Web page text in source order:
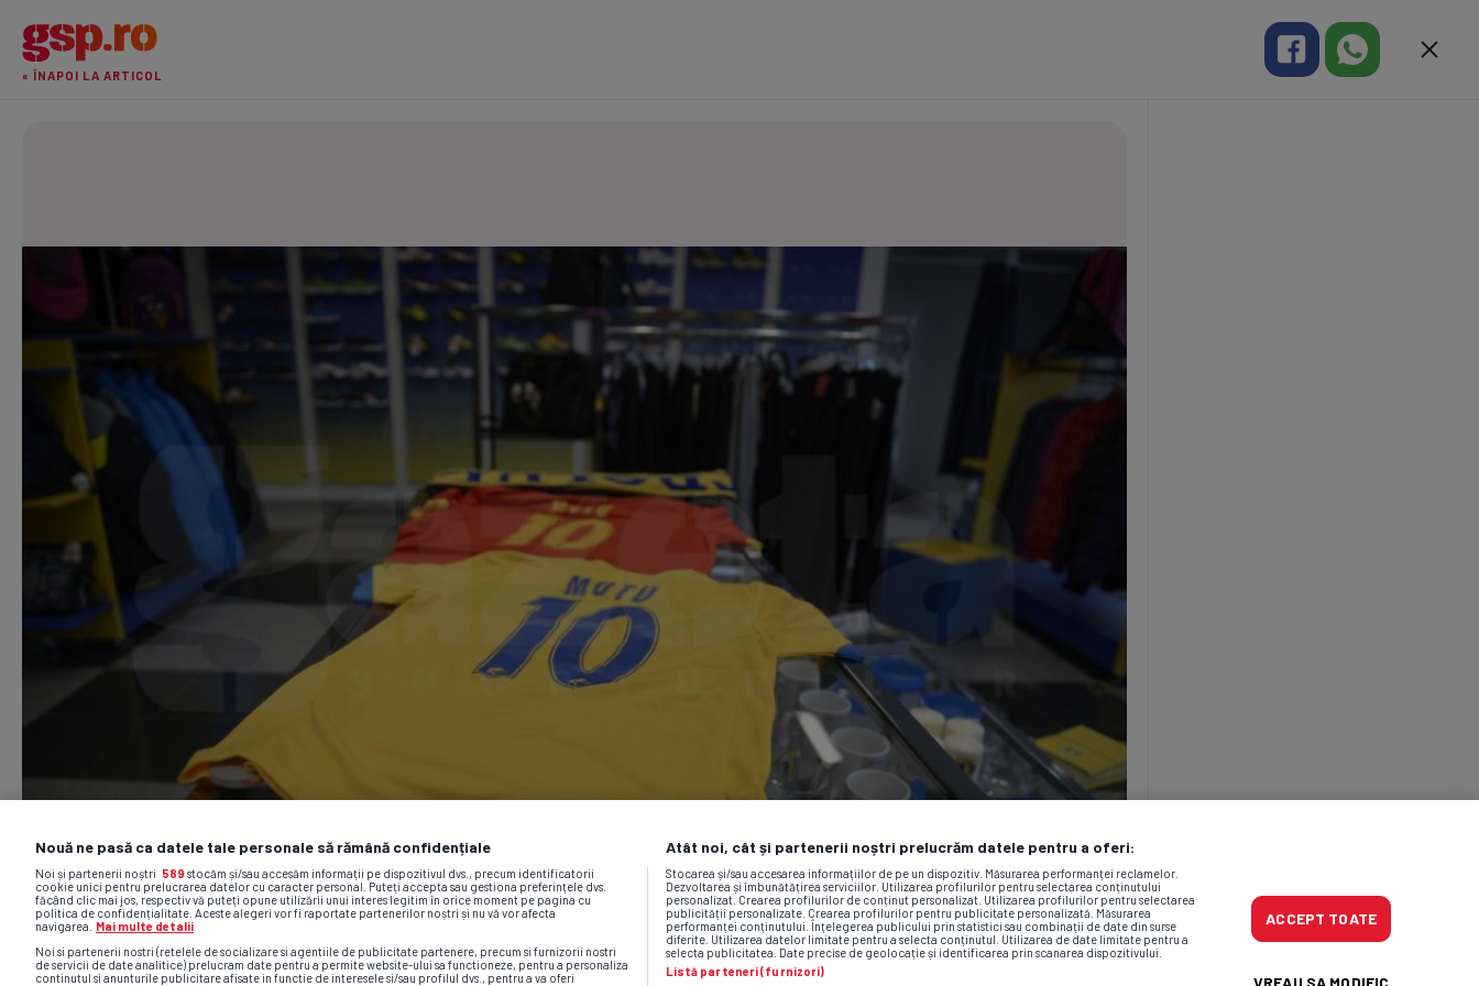
« ÎNAPOI LA ARTICOL
Nouă ne pasă ca datele tale personale să rămână confidențiale
Noi și partenerii noștri 589 stocăm și/sau accesăm informații pe dispozitivul dvs., precum identificatorii
cookie unici pentru prelucrarea datelor cu caracter personal. Puteți accepta sau gestiona preferințele dvs.
făcând clic mai jos, respectiv vă puteți opune utilizării unui interes legitim în orice moment pe pagina cu
politica de confidențialitate. Aceste alegeri vor fi raportate partenerilor noștri și nu vă vor afecta
navigarea.
Mai multe detalii
Noi si partenerii nostri (retelele de socializare si agentiile de publicitate partenere, precum si furnizorii nostri
de servicii de date analitice) prelucram date pentru a permite website-ului sa functioneze, pentru a personaliza
continutul si anunturile publicitare afisate in functie de interesele si/sau profilul dvs., pentru a va oferi
Atât noi, cât și partenerii noștri prelucrăm datele pentru a oferi:
Stocarea și/sau accesarea informațiilor de pe un dispozitiv. Măsurarea performanței reclamelor.
Dezvoltarea și îmbunătățirea serviciilor. Utilizarea profilurilor pentru selectarea conținutului
personalizat. Crearea profilurilor de conținut personalizat. Utilizarea profilurilor pentru selectarea
publicității personalizate. Crearea profilurilor pentru publicitate personalizată. Măsurarea
performanței conținutului. Înțelegerea publicului prin statistici sau combinații de date din surse
diferite. Utilizarea datelor limitate pentru a selecta conținutul. Utilizarea de date limitate pentru a
selecta publicitatea. Date precise de geolocație și identificarea prin scanarea dispozitivului.
Listă parteneri (furnizori)
ACCEPT TOATE
VREAU SA MODIFIC